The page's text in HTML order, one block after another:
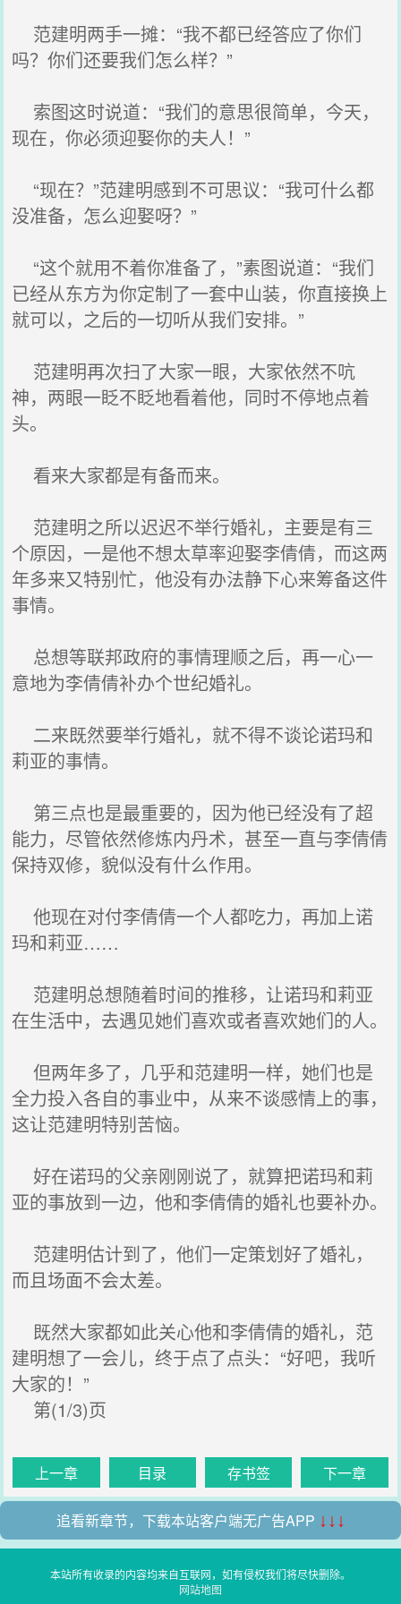
范建明两手一摊：“我不都已经答应了你们
吗？你们还要我们怎么样？”
索图这时说道：“我们的意思很简单，今天，
现在，你必须迎娶你的夫人！”
“现在？”范建明感到不可思议：“我可什么都
没准备，怎么迎娶呀？”
“这个就用不着你准备了，”素图说道：“我们
已经从东方为你定制了一套中山装，你直接换上
就可以，之后的一切听从我们安排。”
范建明再次扫了大家一眼，大家依然不吭
神，两眼一眨不眨地看着他，同时不停地点着
头。
看来大家都是有备而来。
范建明之所以迟迟不举行婚礼，主要是有三
个原因，一是他不想太草率迎娶李倩倩，而这两
年多来又特别忙，他没有办法静下心来筹备这件
事情。
总想等联邦政府的事情理顺之后，再一心一
意地为李倩倩补办个世纪婚礼。
二来既然要举行婚礼，就不得不谈论诺玛和
莉亚的事情。
第三点也是最重要的，因为他已经没有了超
能力，尽管依然修炼内丹术，甚至一直与李倩倩
保持双修，貌似没有什么作用。
他现在对付李倩倩一个人都吃力，再加上诺
玛和莉亚……
范建明总想随着时间的推移，让诺玛和莉亚
在生活中，去遇见她们喜欢或者喜欢她们的人。
但两年多了，几乎和范建明一样，她们也是
全力投入各自的事业中，从来不谈感情上的事，
这让范建明特别苦恼。
好在诺玛的父亲刚刚说了，就算把诺玛和莉
亚的事放到一边，他和李倩倩的婚礼也要补办。
范建明估计到了，他们一定策划好了婚礼，
而且场面不会太差。
既然大家都如此关心他和李倩倩的婚礼，范
建明想了一会儿，终于点了点头：“好吧，我听
大家的！”
第(1/3)页
上一章 目录 存书签 下一章
追看新章节，下载本站客户端无广告APP ↓↓↓
本站所有收录的内容均来自互联网，如有侵权我们将尽快删除。
网站地图